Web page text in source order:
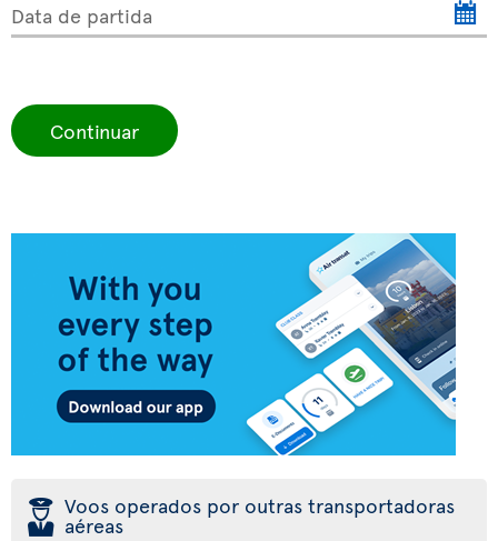
Data de partida
Continuar
þ Voos operados por outras transportadoras
aéreas